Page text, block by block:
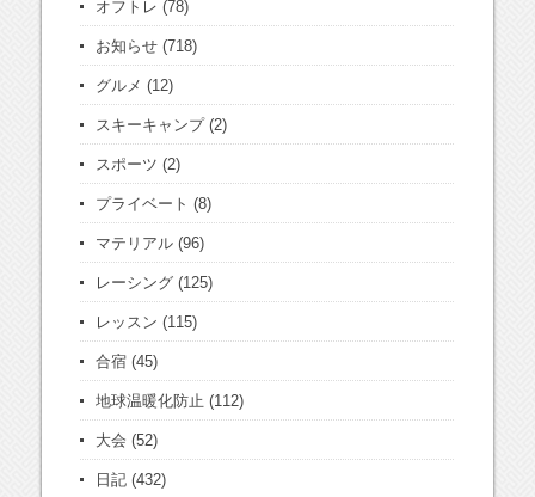
オフトレ (78)
お知らせ (718)
グルメ (12)
スキーキャンプ(2)
スポーツ (2)
プライベート (8)
マテリアル (96)
レーシング (125)
レッスン (115)
合宿 (45)
地球温暖化防止 (112)
大会 (52)
日記 (432)